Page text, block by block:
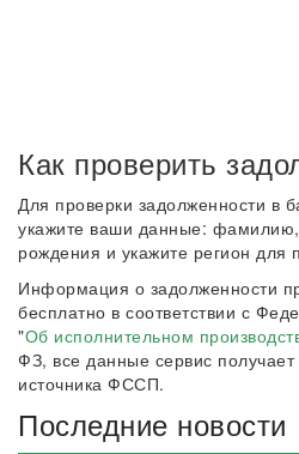
Как проверить
Для проверки задолженности в
укажите ваши данные: фамилию,
рождения и укажите регион для
Информация о задолженности
бесплатно в соответствии с
"Об исполнительном
ФЗ, все данные сервис
источника ФССП.
Последние новости